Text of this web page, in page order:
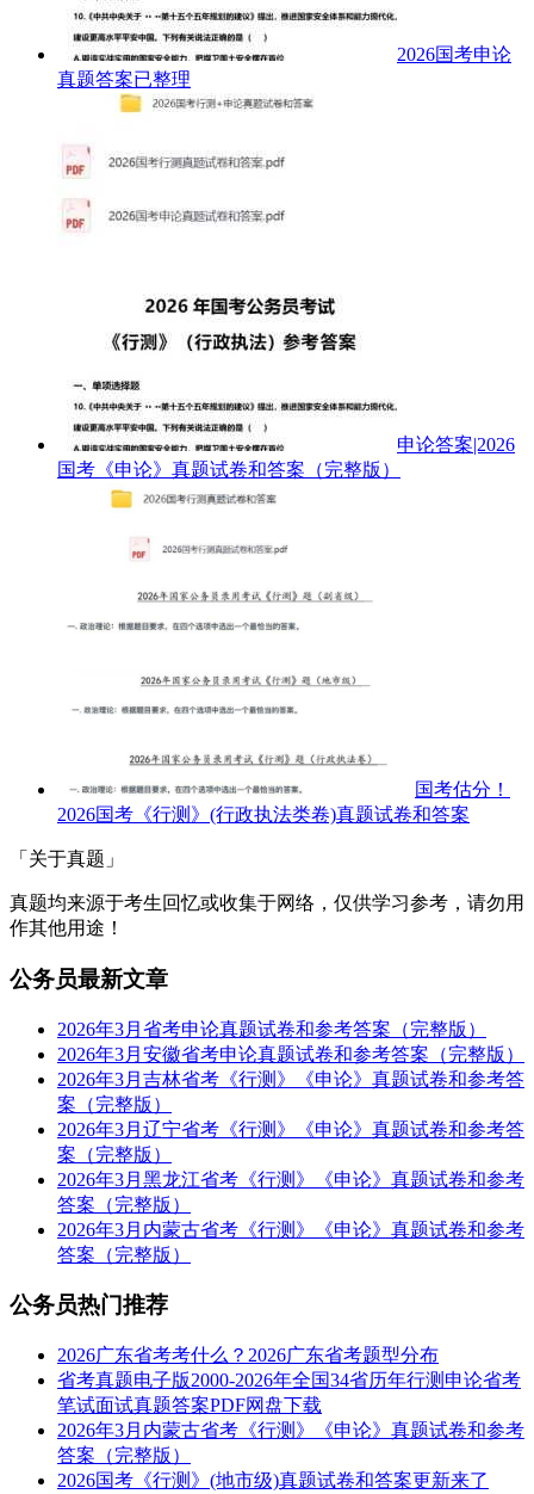
2026国考申论
真题答案已整理
申论答案|2026
国考《申论》真题试卷和答案（完整版）
国考估分！
2026国考《行测》(行政执法类卷)真题试卷和答案
「关于真题」
真题均来源于考生回忆或收集于网络，仅供学习参考，请勿用
作其他用途！
公务员最新文章
2026年3月省考申论真题试卷和参考答案（完整版）
2026年3月安徽省考申论真题试卷和参考答案（完整版）
2026年3月吉林省考《行测》《申论》真题试卷和参考答
案（完整版）
2026年3月辽宁省考《行测》《申论》真题试卷和参考答
案（完整版）
2026年3月黑龙江省考《行测》《申论》真题试卷和参考
答案（完整版）
2026年3月内蒙古省考《行测》《申论》真题试卷和参考
答案（完整版）
公务员热门推荐
2026广东省考考什么？2026广东省考题型分布
省考真题电子版2000-2026年全国34省历年行测申论省考
笔试面试真题答案PDF网盘下载
2026年3月内蒙古省考《行测》《申论》真题试卷和参考
答案（完整版）
2026国考《行测》(地市级)真题试卷和答案更新来了